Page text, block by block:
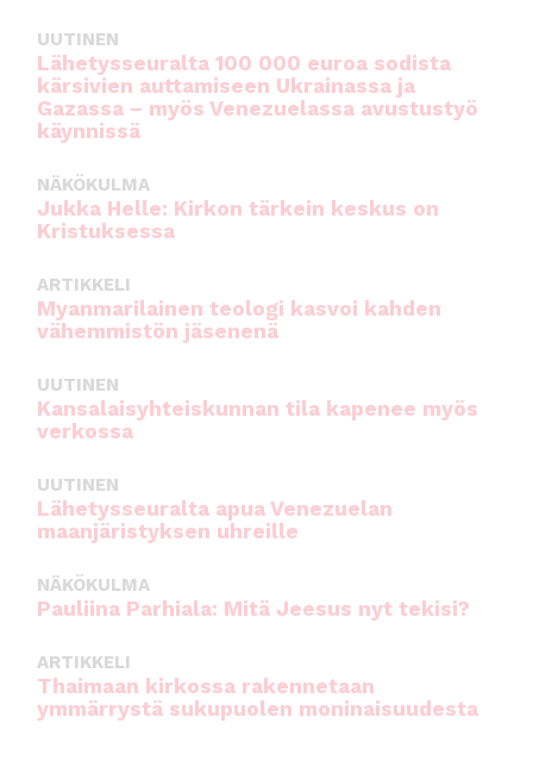
UUTINEN
Lähetysseuralta 100 000 euroa sodista
kärsivien auttamiseen Ukrainassa ja
Gazassa – myös Venezuelassa avustustyö
käynnissä
NÄKÖKULMA
Jukka Helle: Kirkon tärkein keskus on
Kristuksessa
ARTIKKELI
Myanmarilainen teologi kasvoi kahden
vähemmistön jäsenenä
UUTINEN
Kansalaisyhteiskunnan tila kapenee myös
verkossa
UUTINEN
Lähetysseuralta apua Venezuelan
maanjäristyksen uhreille
NÄKÖKULMA
Pauliina Parhiala: Mitä Jeesus nyt tekisi?
ARTIKKELI
Thaimaan kirkossa rakennetaan
ymmärrystä sukupuolen moninaisuudesta